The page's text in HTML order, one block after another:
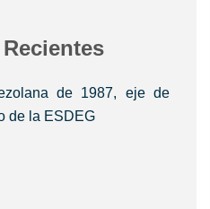
de 1987, eje de
de la ESDEG